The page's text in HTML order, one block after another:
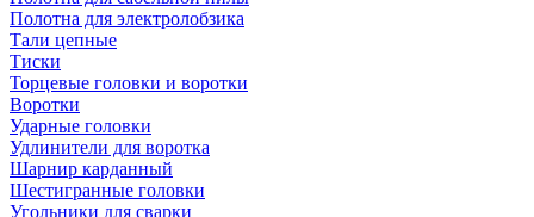
Полотна для электролобзика
Тали цепные
Тиски
Торцевые головки и воротки
Воротки
Ударные головки
Удлинители для воротка
Шарнир карданный
Шестигранные головки
Угольники для сварки